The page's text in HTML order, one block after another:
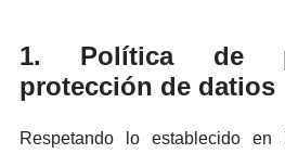
1. Política de
protección de datios
Respetando lo establecido en